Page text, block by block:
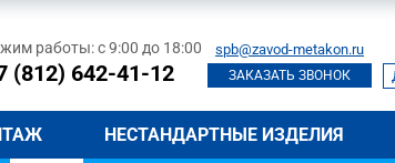
работы: с 9:00 до 18:00
(812) 642-41-12
spb@zavod-metakon.ru
ЗАКАЗАТЬ ЗВОНОК
НЕСТАНДАРТНЫЕ ИЗДЕЛИЯ